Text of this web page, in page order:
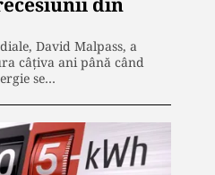
David Malpass, a
câţiva ani până când
se…